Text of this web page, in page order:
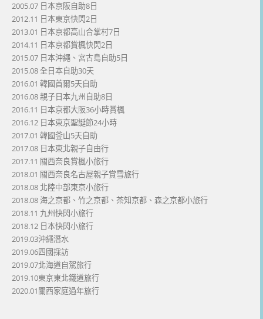
2005.07 日本京阪自助8日
2012.11 日本東京快閃2日
2013.01 日本京都高山合掌村7日
2014.11 日本京都賞楓快閃2日
2015.07 日本沖繩、宮古島自助5日
2015.08 全日本自助30天
2016.01 韓國首爾5天自助
2016.08 親子日本九州自助8日
2016.11 日本京都大阪36小時賞楓
2016.12 日本東京聖誕節24小時
2017.01 韓國釜山5天自助
2017.08 日本東北親子自由行
2017.11 關西奈良賞楓小旅行
2018.01 關西奈良名古屋親子賞雪旅行
2018.08 北陸中部東京小旅行
2018.08 海之京都、竹之京都、茶知京都、森之京都小旅行
2018.11 九州快閃小旅行
2018.12 日本快閃小旅行
2019.03沖繩潛水
2019.06四國採訪
2019.07北海道自駕旅行
2019.10東京東北鐵道旅行
2020.01關西家庭過年旅行